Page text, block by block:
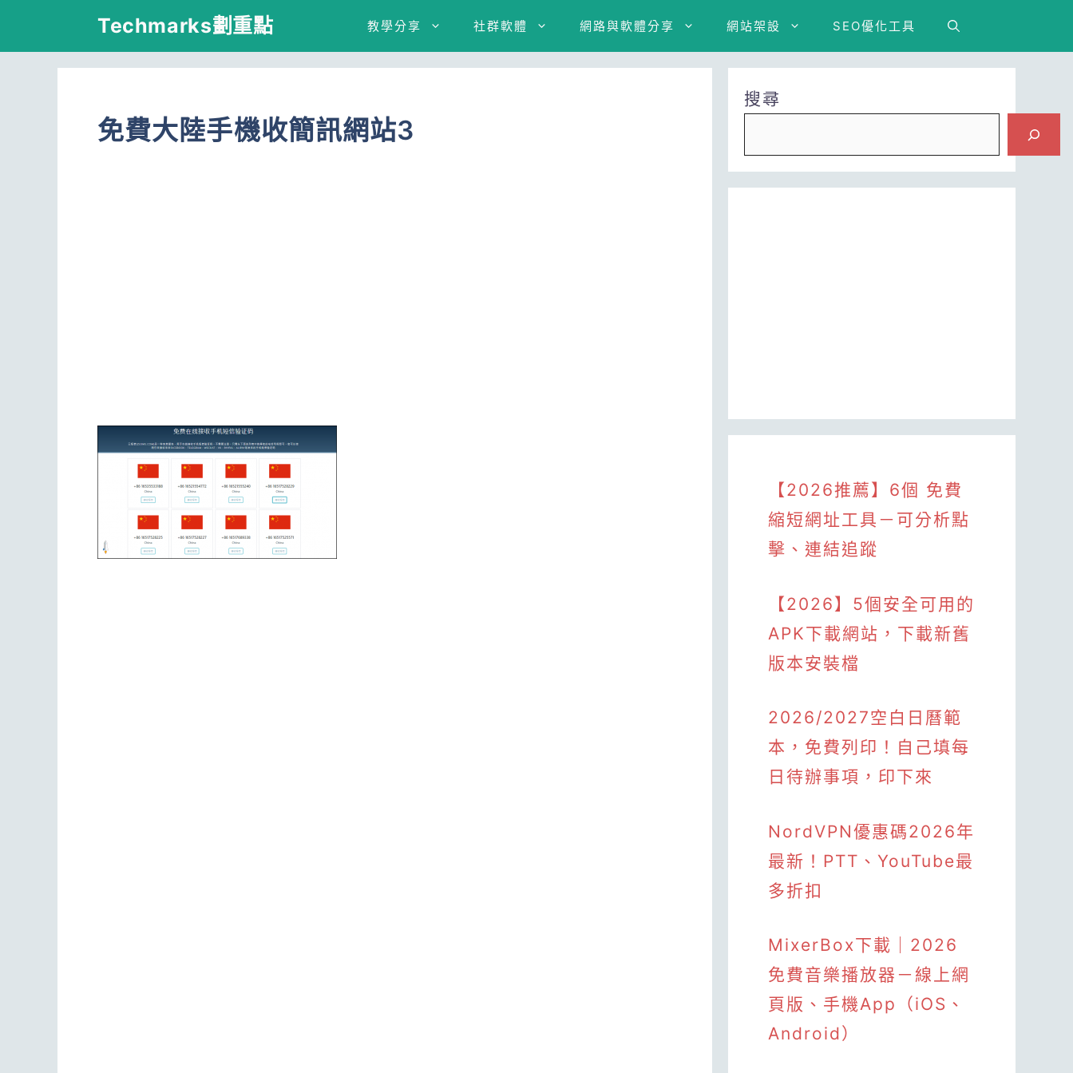
Techmarks劃重點 教學分享 社群軟體 網路與軟體分享 網站架設 SEO優化工具
免費大陸手機收簡訊網站3
搜尋
【2026推薦】6個 免費
縮短網址工具－可分析點
擊、連結追蹤
【2026】5個安全可用的
APK下載網站，下載新舊
版本安裝檔
2026/2027空白日曆範
本，免費列印！自己填每
日待辦事項，印下來
NordVPN優惠碼2026年
最新！PTT、YouTube最
多折扣
MixerBox下載｜2026
免費音樂播放器－線上網
頁版、手機App（iOS、
Android）